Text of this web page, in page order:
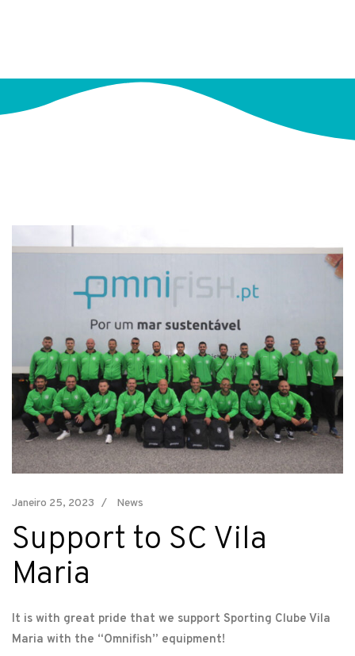
Janeiro 25, 2023 News
Support to SC Vila
Maria
It is with great pride that we support Sporting Clube Vila
Maria with the “Omnifish” equipment!